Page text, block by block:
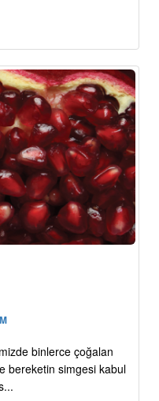
binlerce çoğalan
bereketin simgesi kabul